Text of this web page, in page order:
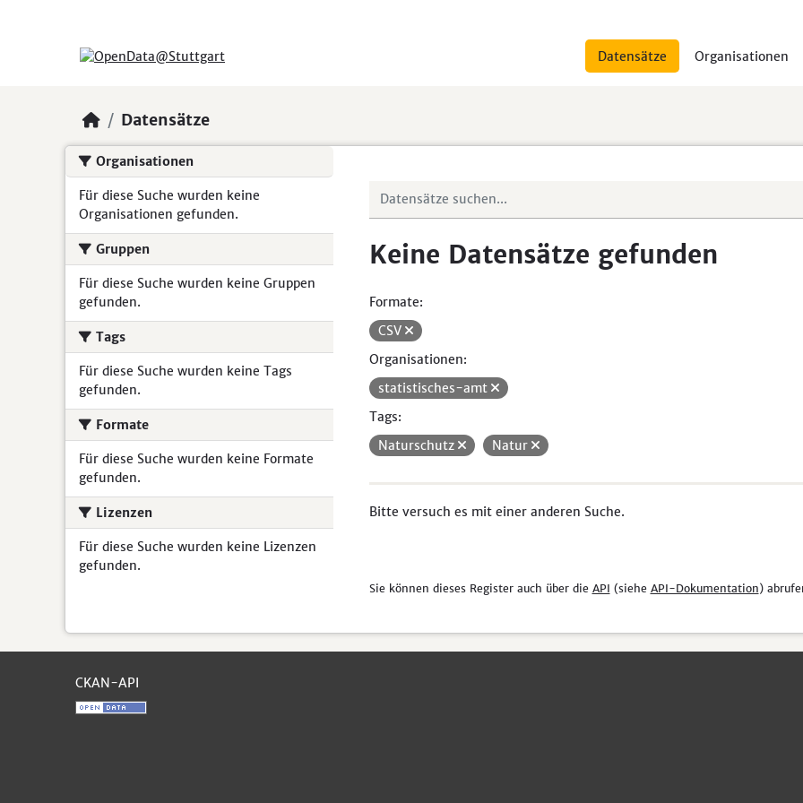
Datensätze Organisationen
Datensätze
Organisationen
Für diese Suche wurden keine
Organisationen gefunden.
Gruppen
Für diese Suche wurden keine Gruppen
gefunden.
Tags
Für diese Suche wurden keine Tags
gefunden.
Formate
Für diese Suche wurden keine Formate
gefunden.
Lizenzen
Für diese Suche wurden keine Lizenzen
gefunden.
Keine Datensätze gefunden
Formate:
CSV
Organisationen:
statistisches-amt
Tags:
Naturschutz
Natur
Bitte versuch es mit einer anderen Suche.
Sie können dieses Register auch über die API (siehe API-Dokumentation)
CKAN-API